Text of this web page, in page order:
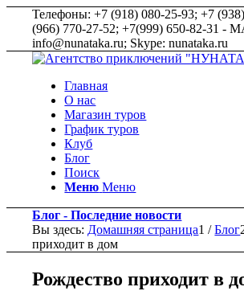
Телефоны: +7 (918) 080-25-93; +7
(966) 770-27-52; +7(999) 650-82-31 -
info@nunataka.ru; Skype: nunataka.ru
Главная
О нас
Магазин туров
График туров
Клуб
Блог
Поиск
Меню Меню
Блог - Последние новости
Вы здесь: Домашняя страница1 / Блог
приходит в дом
Рождество приходит в